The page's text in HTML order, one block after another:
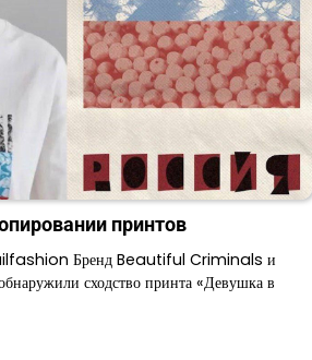
принтов
Бренд Beautiful Criminals и
сходство принта «Девушка в